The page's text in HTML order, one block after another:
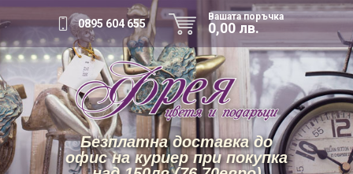
0895 604 655
Вашата поръчка
0,00 лв.
Безплатна доставка до
офис на куриер при покупка